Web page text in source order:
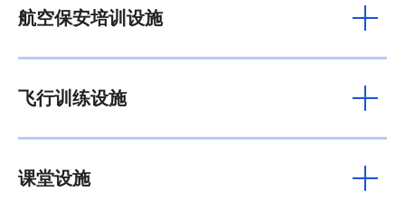
360
10
航空保安培训设施
飞行训练设施
课堂设施